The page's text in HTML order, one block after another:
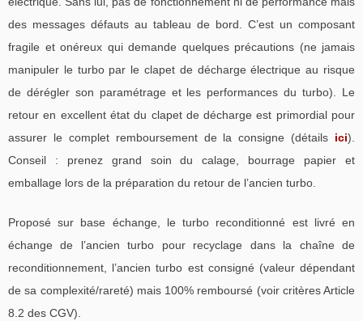
des messages défauts au tableau de bord. C’est un composant
fragile et onéreux qui demande quelques précautions (ne jamais
manipuler le turbo par le clapet de décharge électrique au risque
de dérégler son paramétrage et les performances du turbo). Le
retour en excellent état du clapet de décharge est primordial pour
assurer le complet remboursement de la consigne (détails ici).
Conseil : prenez grand soin du calage, bourrage papier et
emballage lors de la préparation du retour de l’ancien turbo.
Proposé sur base échange, le turbo reconditionné est livré en
échange de l’ancien turbo pour recyclage dans la chaîne de
reconditionnement, l’ancien turbo est consigné (valeur dépendant
de sa complexité/rareté) mais 100% remboursé (voir critères Article
8.2 des CGV).